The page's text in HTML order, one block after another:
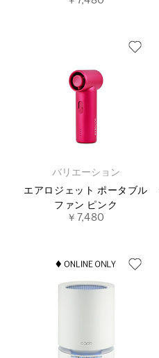
バリエーション
エアロジェット ポータブル
ファン ピンク
￥7,480